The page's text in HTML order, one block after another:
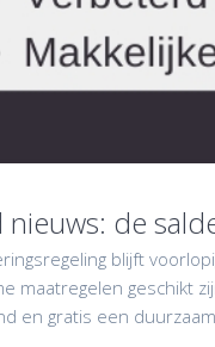
nieuws: de
blijft
maatregelen geschikt
en gratis een